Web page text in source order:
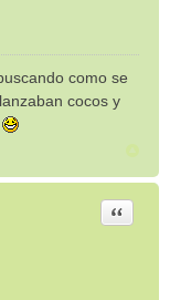
como se
cocos y
Citar